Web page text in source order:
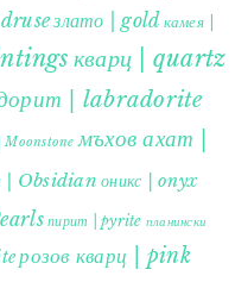
злато | gold камея |
кварц | quartz
| labradorite
Moonstone мъхов ахат |
| Obsidian оникс | onyx
пирит | pyrite планински
розов кварц | pink